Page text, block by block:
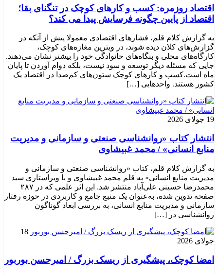
اقتصاد روزمره: کسب‌ و کارهای کوچک در تنگنای بقا؛
اقتصاد از پایین چگونه فرسایش پیدا می کند؟
به گزارش کلام قلم، فشارهای اقتصادی معمولا پیش از آنکه در
گزارش‌های کلان دیده شوند، در ویترین مغازه‌های کوچک،
کارگاه‌های محلی و بنگاه‌های خانوادگی خود را بیشتر نشان می‌دهند.
جایی که مسئله دیگر توسعه و سود نیست، بلکه دوام آوردن تا پایان
ماه است.کسب‌ و کارهای کوچک ستون‌های کم‌صدا در اقتصاد یک
کشور هستند. واحدهایی […]
19 جولای 2026
انتشار کتاب «روانشناسی صنعتی و سازمانی و مدیریت
منابع انسانی» / محمد غبیشاوی
به گزارش کلام قلم، کتاب «روانشناسی صنعتی و سازمانی و
مدیریت منابع انسانی» به قلم محمد غبیشاوی و با ویراستاری سید
محمدرضا حسینی علی‌آباد منتشر شد. این اثر علمی که در ۲۸۷
صفحه تدوین شده، به‌عنوان یک منبع جامع و کاربردی در حوزه رفتار
سازمانی و مدیریت منابع انسانی، به بررسی ابعاد گوناگون
روانشناسی در […]
18
جولای 2026
امضا کوچک، پیشگیری از ریسک بزرگ / امیرحسن بوربور